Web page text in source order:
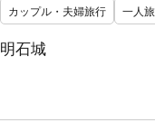
カップル・夫婦旅行
一人旅
明石城